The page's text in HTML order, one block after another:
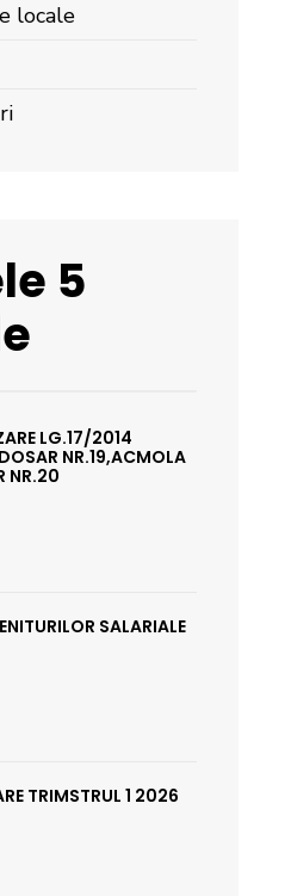
locale
5
LG.17/2014
NR.19,ACMOLA
NR.20
SALARIALE
TRIMSTRUL 1 2026